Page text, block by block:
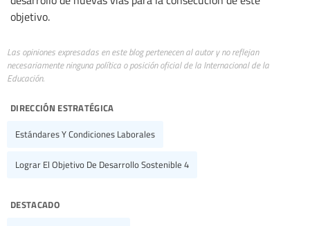
objetivo.
Las opiniones expresadas en este blog pertenecen al autor y no reflejan
necesariamente ninguna política o posición oficial de la Internacional de la
Educación.
dirección estratégica
Estándares Y Condiciones Laborales
Lograr El Objetivo De Desarrollo Sostenible 4
destacado